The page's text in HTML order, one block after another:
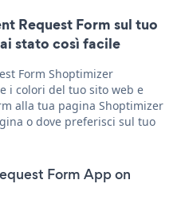
Request Form sul tuo
stato così facile
Form Shoptimizer
i colori del tuo sito web e
alla tua pagina Shoptimizer
o dove preferisci sul tuo
Form App on